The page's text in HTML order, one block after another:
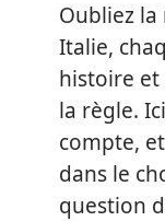
Oubliez
Italie,
histoire et
la règle.
compte,
dans le
question